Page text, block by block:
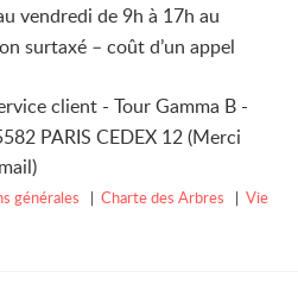
vendredi de 9h à 17h au
surtaxé – coût d’un appel
client - Tour Gamma B -
PARIS CEDEX 12 (Merci
générales | Charte des Arbres | Vie